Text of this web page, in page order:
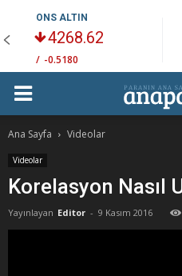
ONS ALTIN
4268.62
/ -0.5180
Ana Sayfa Videolar
Videolar
Korelasyon Nasıl
Yayınlayan Editor - 9 Kasım 2016